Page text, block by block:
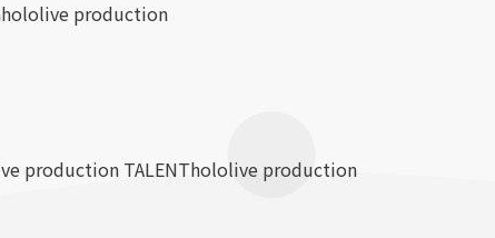
hololive production
production TALENThololive production